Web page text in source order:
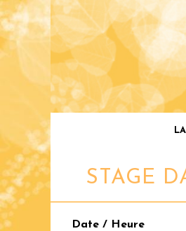
STAGE
Date / Heure